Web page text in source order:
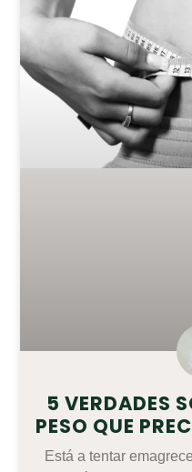
5 VERDADES
PESO QUE
Está a tentar